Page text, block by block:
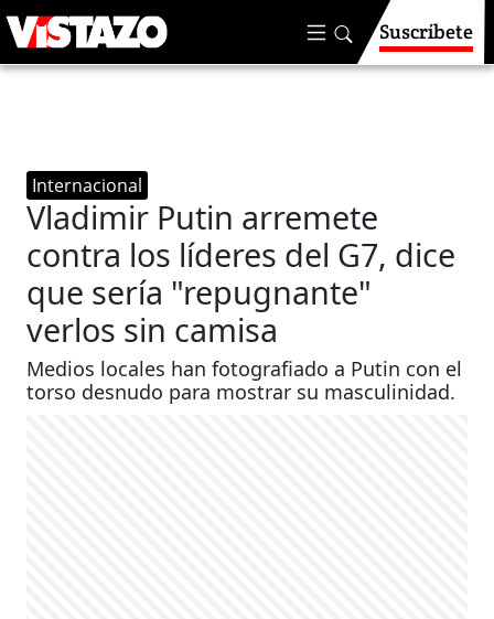
Suscríbete
Internacional
Vladimir Putin arremete
contra los líderes del G7, dice
que sería "repugnante"
verlos sin camisa
Medios locales han fotografiado a Putin con el
torso desnudo para mostrar su masculinidad.